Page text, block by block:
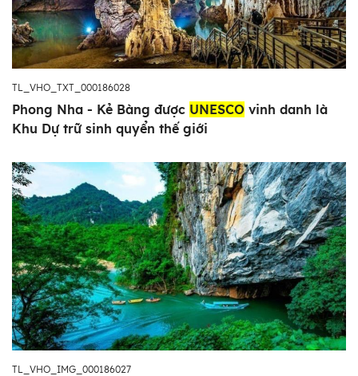
TL_VHO_TXT_000186028
Phong Nha - Kẻ Bàng được UNESCO vinh danh là
Khu Dự trữ sinh quyển thế giới
TL_VHO_IMG_000186027